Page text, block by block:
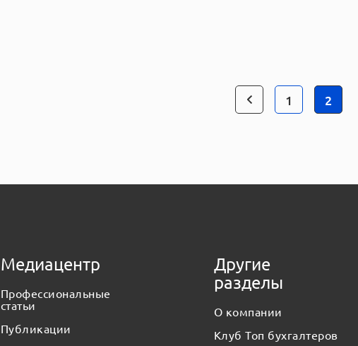
1 2
Медиацентр
Профессиональные
статьи
Публикации
Другие
разделы
О компании
Клуб Топ бухгалтеров